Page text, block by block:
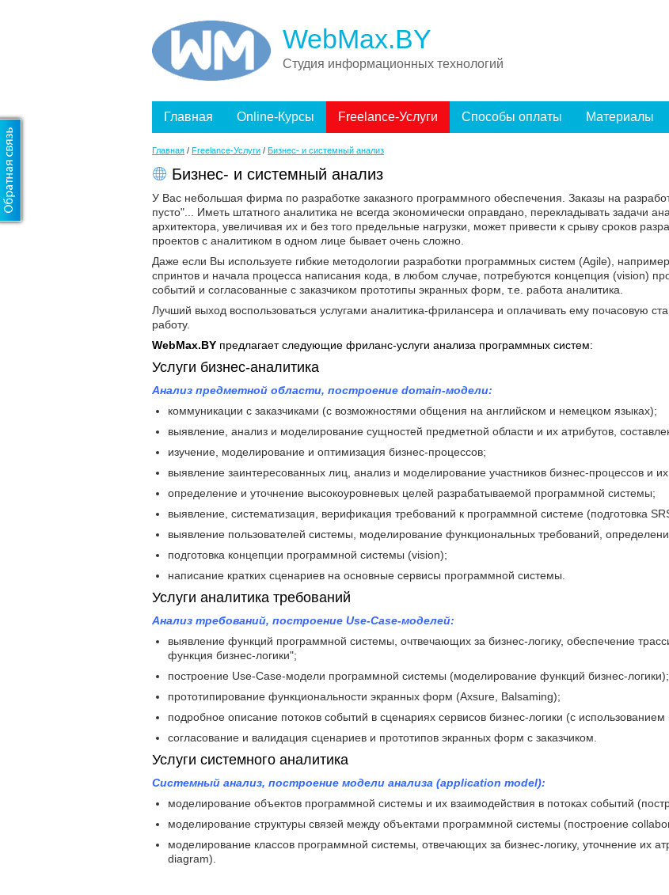
WebMax.BY
Студия информационных технологий
Главная Online-Курсы Freelance-Услуги Способы оплаты Материалы
Главная / Freelance-Услуги / Бизнес- и системный анализ
Бизнес- и системный анализ
У Вас небольшая фирма по разработке заказного программного обеспечения. Заказы на
пусто"... Иметь штатного аналитика не всегда экономически оправдано, перекладывать задачи
архитектора, увеличивая их и без того предельные нагрузки, может привести к срыву сроков
проектов с аналитиком в одном лице бывает очень сложно.
Даже если Вы используете гибкие методологии разработки программных систем (Agile),
спринтов и начала процесса написания кода, в любом случае, потребуются концепция (vision)
событий и согласованные с заказчиком прототипы экранных форм, т.е. работа аналитика.
Лучший выход воспользоваться услугами аналитика-фрилансера и оплачивать ему почасовую
работу.
WebMax.BY предлагает следующие фриланс-услуги анализа программных систем:
Услуги бизнес-аналитика
Анализ предметной области, построение domain-модели:
коммуникации с заказчиками (с возможностями общения на английском и немецком языках);
выявление, анализ и моделирование сущностей предметной области и их атрибутов,
изучение, моделирование и оптимизация бизнес-процессов;
выявление заинтересованных лиц, анализ и моделирование участников бизнес-процессов и
определение и уточнение высокоуровневых целей разрабатываемой программной системы;
выявление, систематизация, верификация требований к программной системе (подготовка
выявление пользователей системы, моделирование функциональных требований,
подготовка концепции программной системы (vision);
написание кратких сценариев на основные сервисы программной системы.
Услуги аналитика требований
Анализ требований, построение Use-Case-моделей:
выявление функций программной системы, очтвечающих за бизнес-логику, обеспечение
функция бизнес-логики";
построение Use-Case-модели программной системы (моделирование функций бизнес-логики);
прототипирование функциональности экранных форм (Axsure, Balsaming);
подробное описание потоков событий в сценариях сервисов бизнес-логики (с
согласование и валидация сценариев и прототипов экранных форм с заказчиком.
Услуги системного аналитика
Системный анализ, построение модели анализа (application model):
моделирование объектов программной системы и их взаимодействия в потоках событий
моделирование структуры связей между объектами программной системы (построение
моделирование классов программной системы, отвечающих за бизнес-логику, уточнение их
diagram).